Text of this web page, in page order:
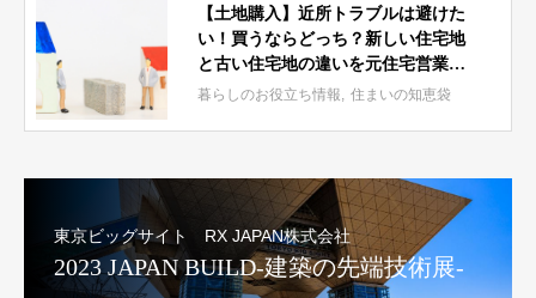
【土地購入】近所トラブルは避けた
い！買うならどっち？新しい住宅地
と古い住宅地の違いを元住宅営業が
徹底解説【戸建て】
暮らしのお役立ち情報 住まいの知恵袋
東京ビッグサイト RX JAPAN株式会社
2023 JAPAN BUILD-建築の先端技術展-